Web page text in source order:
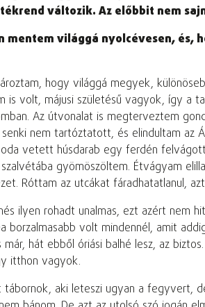
változik. Az előbbit nem
világgá nyolcévesen, és,
hogy világgá megyek,
is volt, májusi születésű vagyok, így
Az útvonalat is megterveztem
nem tartóztatott, és elindultam
vetett húsdarab egy ferdén
gyömöszöltem. Étvágyam
Róttam az utcákat fáradhatatlanul,
ilyen rohadt unalmas, ezt azért
volt mindennél, amit
hát ebből óriási balhé lesz, az
itthon vagyok.
aki leteszi ugyan a